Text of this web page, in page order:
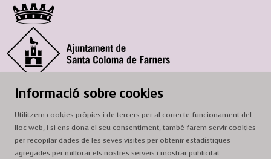
© Ajuntament de Santa Coloma de Farners
: de dilluns a dissabte, de 9 a 13 h.
Adreça: c. del Prat, 16, 17430 Santa Coloma de Farners
A/e:cultura@scf.cat
Informació sobre cookies
Utilitzem cookies pròpies i de tercers per al correcte funcionament del
lloc web, i si ens dona el seu consentiment, també farem servir cookies
per recopilar dades de les seves visites per obtenir estadístiques
agregades per millorar els nostres serveis i mostrar publicitat